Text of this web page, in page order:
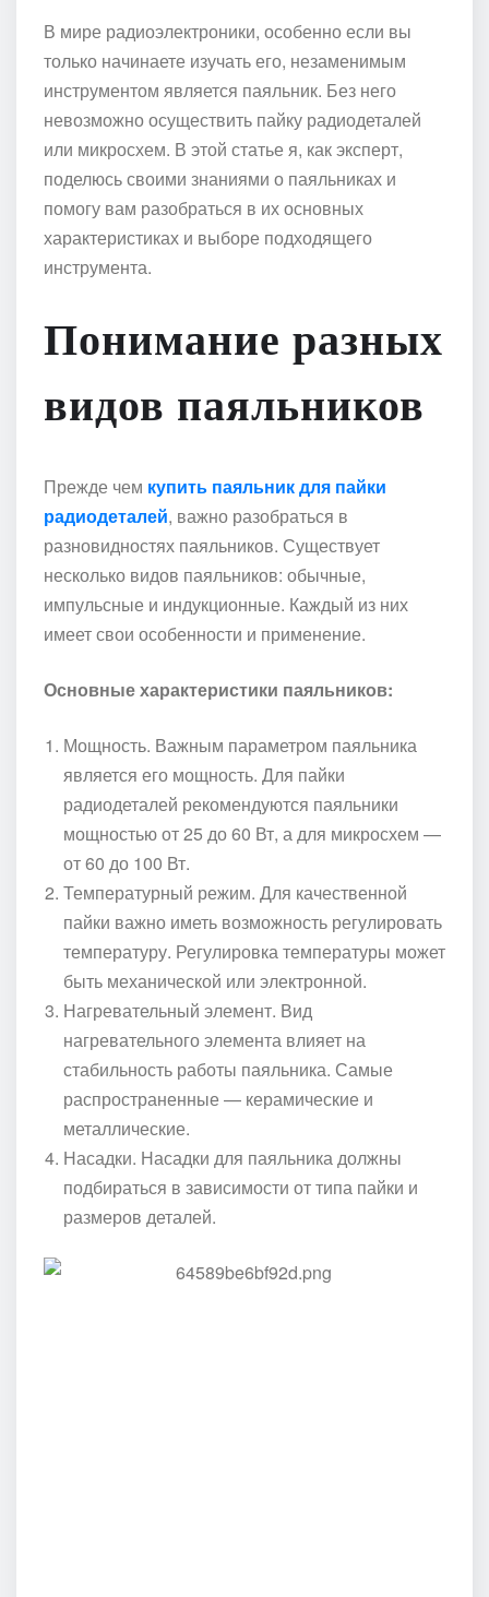
В мире радиоэлектроники, особенно если вы
только начинаете изучать его, незаменимым
инструментом является паяльник. Без него
невозможно осуществить пайку радиодеталей
или микросхем. В этой статье я, как эксперт,
поделюсь своими знаниями о паяльниках и
помогу вам разобраться в их основных
характеристиках и выборе подходящего
инструмента.
Понимание разных
видов паяльников
Прежде чем купить паяльник для пайки
радиодеталей, важно разобраться в
разновидностях паяльников. Существует
несколько видов паяльников: обычные,
импульсные и индукционные. Каждый из них
имеет свои особенности и применение.
Основные характеристики паяльников:
Мощность. Важным параметром паяльника
является его мощность. Для пайки
радиодеталей рекомендуются паяльники
мощностью от 25 до 60 Вт, а для микросхем —
от 60 до 100 Вт.
Температурный режим. Для качественной
пайки важно иметь возможность регулировать
температуру. Регулировка температуры может
быть механической или электронной.
Нагревательный элемент. Вид
нагревательного элемента влияет на
стабильность работы паяльника. Самые
распространенные — керамические и
металлические.
Насадки. Насадки для паяльника должны
подбираться в зависимости от типа пайки и
размеров деталей.